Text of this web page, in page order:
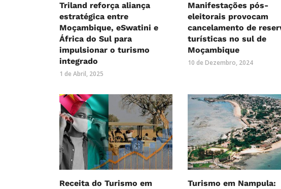
Triland reforça aliança
estratégica entre
Moçambique, eSwatini e
África do Sul para
impulsionar o turismo
integrado
1 de Abril, 2025
Manifestações pós-
eleitorais provocam
cancelamento de
turísticas no sul de
Moçambique
10 de Dezembro, 2024
Receita do Turismo em
Turismo em Nampula: